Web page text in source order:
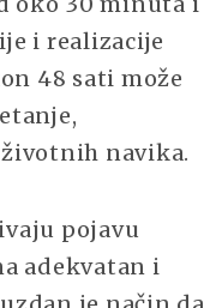
i realizacije
48 sati može
navika.
pojavu
adekvatan i